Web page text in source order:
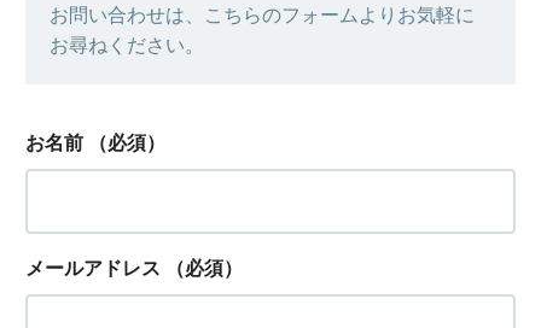
お問い合わせは、こちらのフォームよりお気軽に
お尋ねください。
お名前 （必須）
メールアドレス （必須）